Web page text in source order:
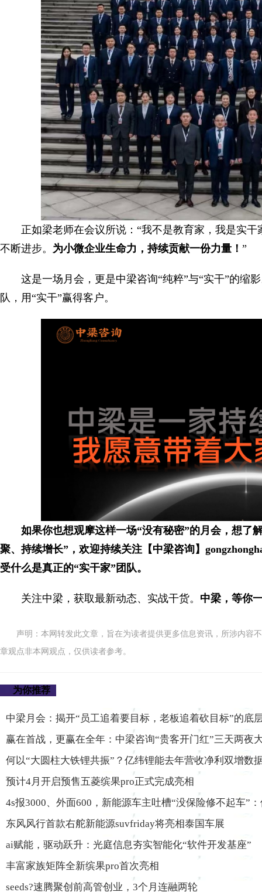
正如梁老师在会议所说：“我不是教育家，我是实
不断进步。 为小微企业生命力，持续贡献一份力量！ ”
这是一场月会，更是中梁咨询“纯粹”与“实干”的缩
队，用“实干”赢得客户。
如果你也想观摩这样一场“没有秘密”的月会，想了
聚、持续增长”，欢迎持续关注【中梁咨询】
受什么是真正的“实干家”团队。
关注中梁，获取最新动态、实战干货。 中梁，等你
声明：本网转发此文章，旨在为读者提供更多信息资讯，所涉内容
章观点非本网观点，仅供读者参考。
为你推荐
中梁月会：揭开“员工追着要目标，老板追着砍目标”的底
赢在首战，更赢在全年：中梁咨询“贵客开门红”三天两夜
何以“大圆柱大铁锂共振”？亿纬锂能去年营收净利双增数
预计4月开启预售五菱缤果pro正式完成亮相
4s报3000、外面600，新能源车主吐槽“没保险修不起车”
东风风行首款右舵新能源suvfriday将亮相泰国车展
ai赋能，驱动跃升：光庭信息夯实智能化“软件开发基座”
丰富家族矩阵全新缤果pro首次亮相
seeds?速腾聚创前高管创业，3个月连融两轮